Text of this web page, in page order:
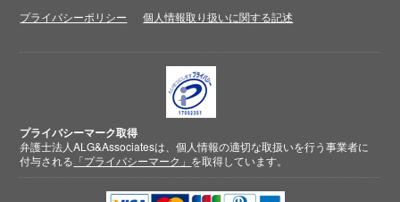
プライバシーポリシー 個人情報取り扱いに関する記述
プライバシーマーク取得
弁護士法人ALG&Associatesは、個人情報の適切な取扱いを行う事業者に
付与される 「プライバシーマーク」 を取得しています。